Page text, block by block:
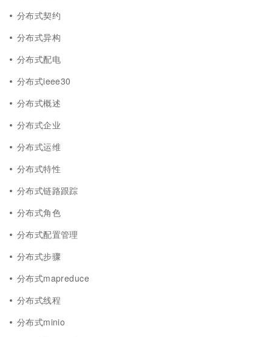
分布式契约
分布式异构
分布式配电
分布式ieee30
分布式概述
分布式企业
分布式运维
分布式特性
分布式链路跟踪
分布式角色
分布式配置管理
分布式步骤
分布式mapreduce
分布式线程
分布式minio